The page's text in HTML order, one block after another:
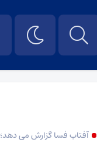
آفتاب فسا گزارش می دهد؛